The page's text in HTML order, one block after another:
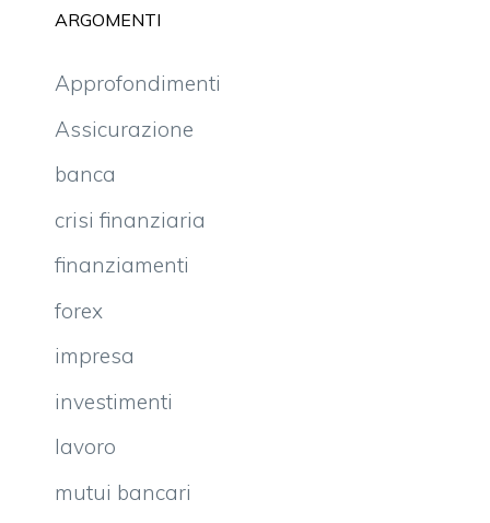
ARGOMENTI
Approfondimenti
Assicurazione
banca
crisi finanziaria
finanziamenti
forex
impresa
investimenti
lavoro
mutui bancari